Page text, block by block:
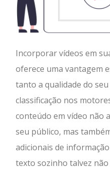
Incorporar vídeos em
oferece uma vantagem
tanto a qualidade do
classificação nos
conteúdo em vídeo não
seu público, mas
adicionais de
texto sozinho talvez não